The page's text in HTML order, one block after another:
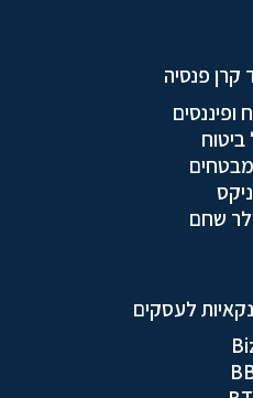
קרן פנסיה
שחם
לעסקים